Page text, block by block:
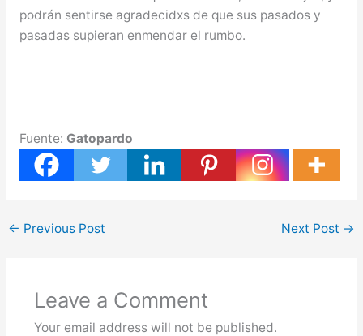
podrán sentirse agradecidxs de que sus pasados y
pasadas supieran enmendar el rumbo.
Fuente: Gatopardo
← Previous Post Next Post →
Leave a Comment
Your email address will not be published.